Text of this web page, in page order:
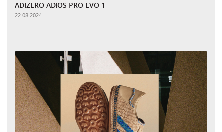
ADIZERO ADIOS PRO EVO 1
22.08.2024